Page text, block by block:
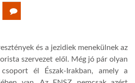
és a jezidiek menekülnek az
szervezet elől. Még jó pár olyan
él Észak-Irakban, amely a